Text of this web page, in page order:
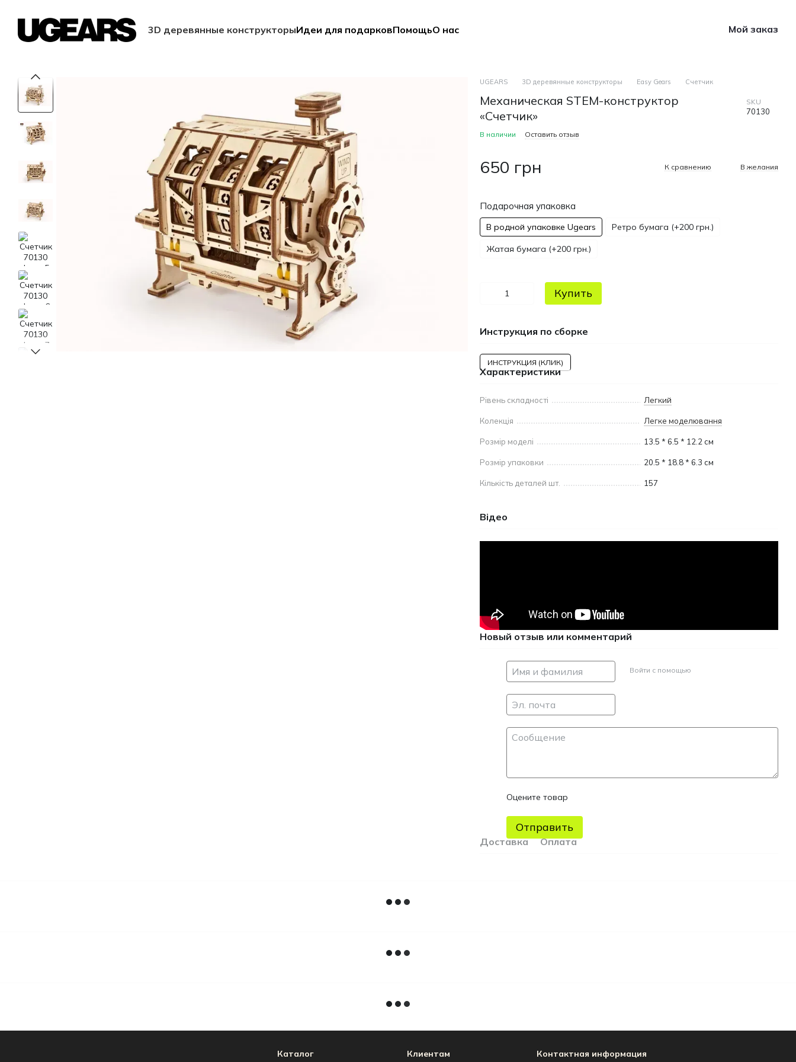
3D деревянные конструкторыИдеи для подарковПомощьО нас Мой заказ
UGEARS 3D деревянные конструкторы Easy Gears Счетчик
Механическая STEM-конструктор
«Счетчик»
SKU
70130
В наличии Оставить отзыв
650 грн К сравнению В желания
Подарочная упаковка
В родной упаковке Ugears Ретро бумага (+200 грн.)
Жатая бумага (+200 грн.)
Купить
Инструкция по сборке
ИНСТРУКЦИЯ (КЛИК)
Характеристики
Рівень складності Легкий
Колекція Легке моделювання
Розмір моделі 13.5 * 6.5 * 12.2 см
Розмір упаковки 20.5 * 18.8 * 6.3 см
Кількість деталей шт. 157
Відео
Новый отзыв или комментарий
Войти с помощью
Оцените товар
Отправить
Доставка Оплата
Каталог Клиентам Контактная информация